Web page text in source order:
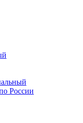
России